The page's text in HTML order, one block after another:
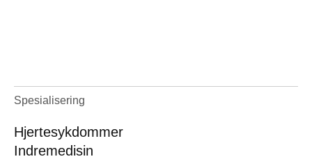
Spesialisering
Hjertesykdommer
Indremedisin